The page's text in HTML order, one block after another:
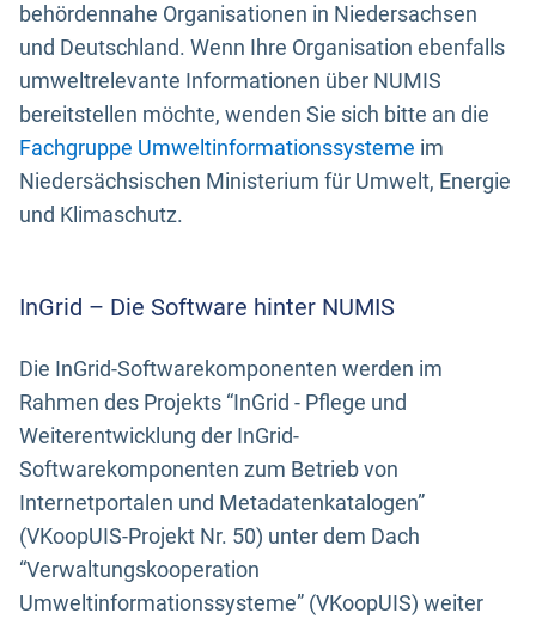
behördennahe Organisationen in Niedersachsen
und Deutschland. Wenn Ihre Organisation ebenfalls
umweltrelevante Informationen über NUMIS
bereitstellen möchte, wenden Sie sich bitte an die
Fachgruppe Umweltinformationssysteme im
Niedersächsischen Ministerium für Umwelt, Energie
und Klimaschutz.
InGrid – Die Software hinter NUMIS
Die InGrid-Softwarekomponenten werden im
Rahmen des Projekts “InGrid - Pflege und
Weiterentwicklung der InGrid-
Softwarekomponenten zum Betrieb von
Internetportalen und Metadatenkatalogen”
(VKoopUIS-Projekt Nr. 50) unter dem Dach
“Verwaltungskooperation
Umweltinformationssysteme” (VKoopUIS) weiter